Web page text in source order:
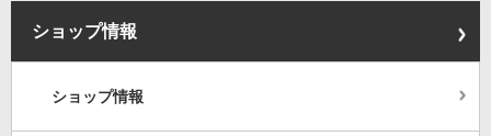
ショップ情報
ショップ情報